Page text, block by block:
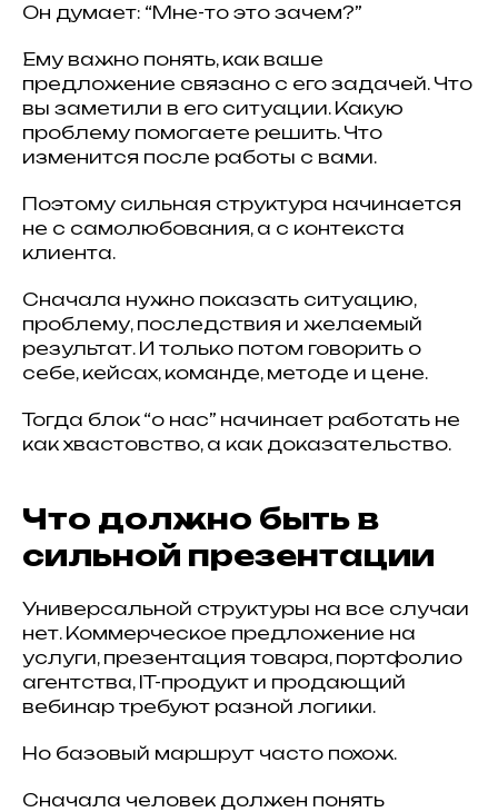
Он думает: “Мне-то это зачем?”
Ему важно понять, как ваше
предложение связано с его задачей. Что
вы заметили в его ситуации. Какую
проблему помогаете решить. Что
изменится после работы с вами.
Поэтому сильная структура начинается
не с самолюбования, а с контекста
клиента.
Сначала нужно показать ситуацию,
проблему, последствия и желаемый
результат. И только потом говорить о
себе, кейсах, команде, методе и цене.
Тогда блок “о нас” начинает работать не
как хвастовство, а как доказательство.
Что должно быть в
сильной презентации
Универсальной структуры на все случаи
нет. Коммерческое предложение на
услуги, презентация товара, портфолио
агентства, IT-продукт и продающий
вебинар требуют разной логики.
Но базовый маршрут часто похож.
Сначала человек должен понять